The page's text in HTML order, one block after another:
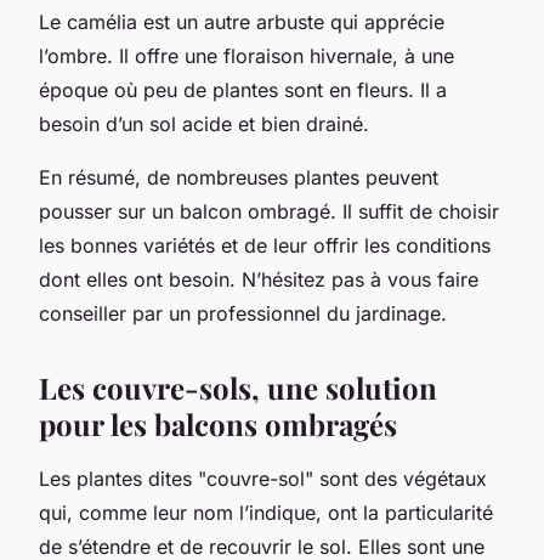
Le camélia est un autre arbuste qui apprécie
l’ombre. Il offre une floraison hivernale, à une
époque où peu de plantes sont en fleurs. Il a
besoin d’un sol acide et bien drainé.
En résumé, de nombreuses plantes peuvent
pousser sur un balcon ombragé. Il suffit de choisir
les bonnes variétés et de leur offrir les conditions
dont elles ont besoin. N’hésitez pas à vous faire
conseiller par un professionnel du jardinage.
Les couvre-sols, une solution
pour les balcons ombragés
Les plantes dites "couvre-sol" sont des végétaux
qui, comme leur nom l’indique, ont la particularité
de s’étendre et de recouvrir le sol. Elles sont une